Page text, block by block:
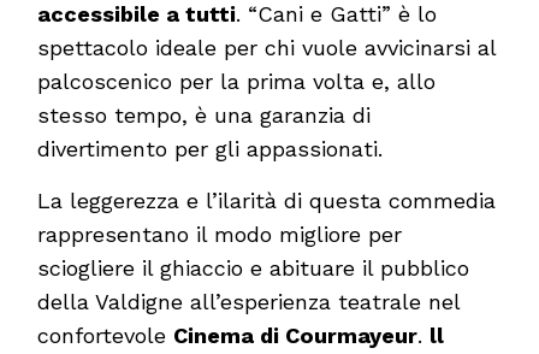
accessibile a tutti. “Cani e Gatti” è lo
spettacolo ideale per chi vuole avvicinarsi al
palcoscenico per la prima volta e, allo
stesso tempo, è una garanzia di
divertimento per gli appassionati.
La leggerezza e l’ilarità di questa commedia
rappresentano il modo migliore per
sciogliere il ghiaccio e abituare il pubblico
della Valdigne all’esperienza teatrale nel
confortevole Cinema di Courmayeur. ll